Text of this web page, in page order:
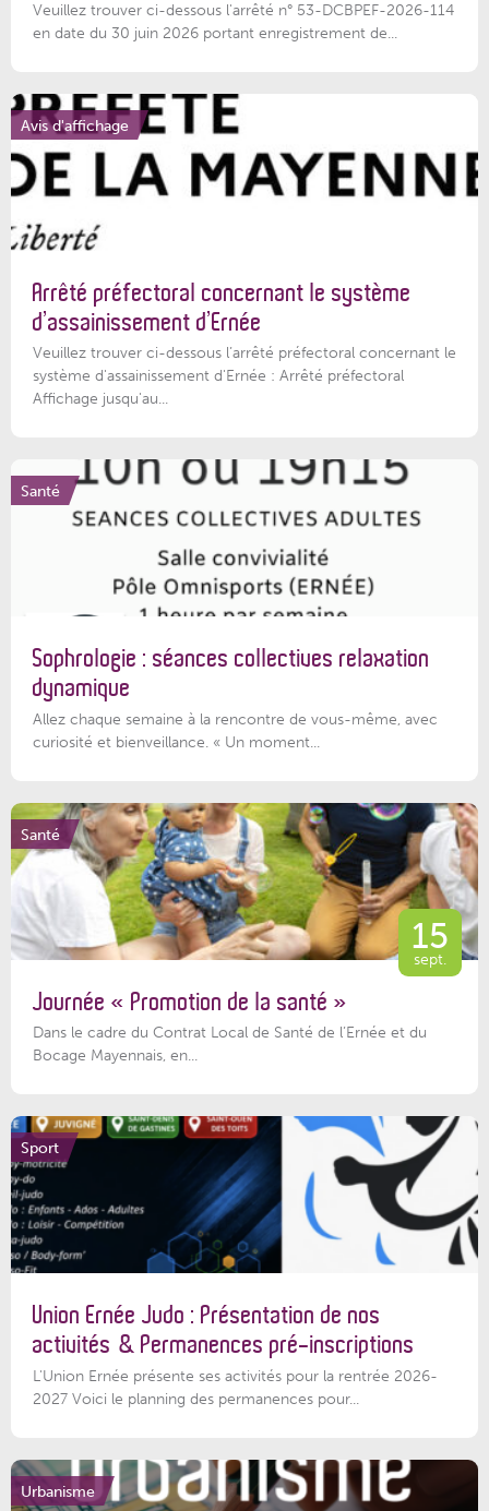
Veuillez trouver ci-dessous l'arrêté n° 53-DCBPEF-2026-114
en date du 30 juin 2026 portant enregistrement de...
Avis d'affichage
Arrêté préfectoral concernant le système
d’assainissement d’Ernée
Veuillez trouver ci-dessous l’arrêté préfectoral concernant le
système d'assainissement d'Ernée : Arrêté préfectoral
Affichage jusqu'au...
Santé
Sophrologie : séances collectives relaxation
dynamique
Allez chaque semaine à la rencontre de vous-même, avec
curiosité et bienveillance. « Un moment...
Santé
15
sept.
Journée « Promotion de la santé »
Dans le cadre du Contrat Local de Santé de l’Ernée et du
Bocage Mayennais, en...
Sport
Union Ernée Judo : Présentation de nos
activités & Permanences pré-inscriptions
L'Union Ernée présente ses activités pour la rentrée 2026-
2027 Voici le planning des permanences pour...
Urbanisme